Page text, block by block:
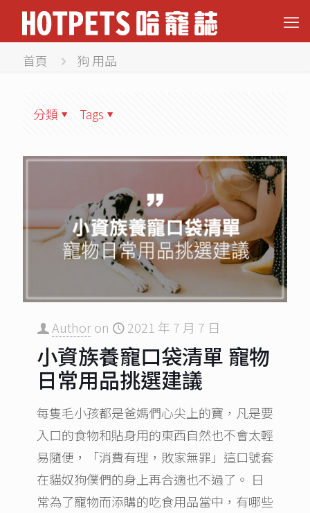
首頁 狗 用品
分類 Tags
Authoron 2021 年 7 月 7 日
小資族養寵口袋清單 寵物
日常用品挑選建議
每隻毛小孩都是爸媽們心尖上的寶，凡是要
入口的食物和貼身用的東西自然也不會太輕
易隨便，「消費有理，敗家無罪」這口號套
在貓奴狗僕們的身上再合適也不過了。 日
常為了寵物而添購的吃食用品當中，有哪些